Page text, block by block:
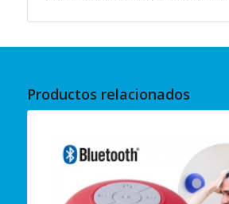
Productos relacionados